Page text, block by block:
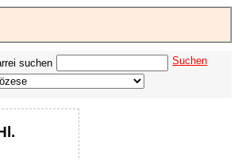
suchen Suchen